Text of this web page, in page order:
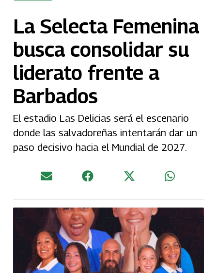
La Selecta Femenina
busca consolidar su
liderato frente a
Barbados
El estadio Las Delicias será el escenario
donde las salvadoreñas intentarán dar un
paso decisivo hacia el Mundial de 2027.